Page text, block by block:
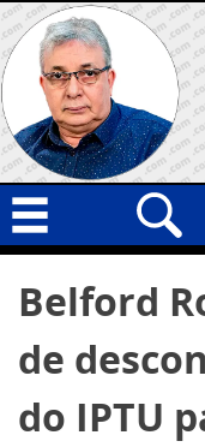
Skip
to
content
Geral
Cidades
Política
por:
Belford
de
do IPTU